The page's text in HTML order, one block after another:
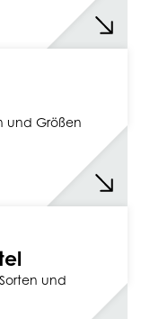
und Größen
und